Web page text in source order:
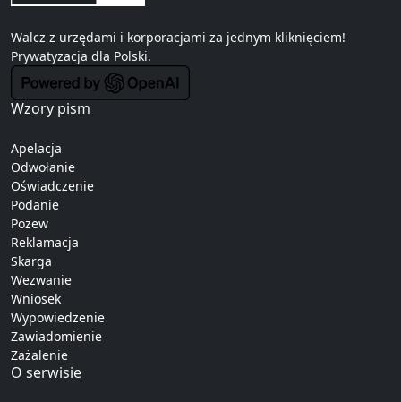
Walcz z urzędami i korporacjami za jednym kliknięciem!
Prywatyzacja dla Polski.
Wzory pism
Apelacja
Odwołanie
Oświadczenie
Podanie
Pozew
Reklamacja
Skarga
Wezwanie
Wniosek
Wypowiedzenie
Zawiadomienie
Zażalenie
O serwisie